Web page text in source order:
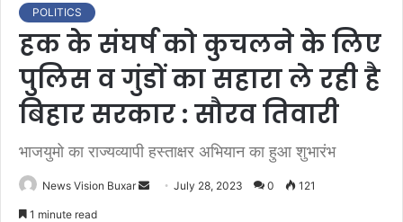
POLITICS
हक के संघर्ष को कुचलने के लिए
पुलिस व गुंडों का सहारा ले रही है
बिहार सरकार : सौरव तिवारी
भाजयुमो का राज्यव्यापी हस्ताक्षर अभियान का हुआ शुभारंभ
News Vision Buxar July 28, 2023 0 121
1 minute read